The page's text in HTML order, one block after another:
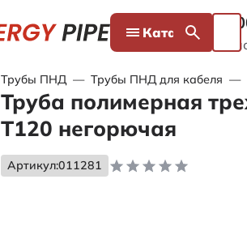
Каталог 8
Трубы ПНД — Трубы ПНД для кабеля —
Труба полимерная
Т120 негорючая
Артикул:011281